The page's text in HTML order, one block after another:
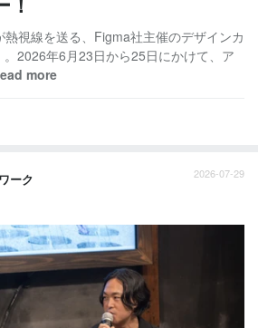
視線を送る、Figma社主催のデザインカ
2026年6月23日から25日にかけて、ア
more
ーク 2026-07-29